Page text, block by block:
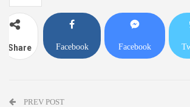
Share Facebook Facebook
PREV POST